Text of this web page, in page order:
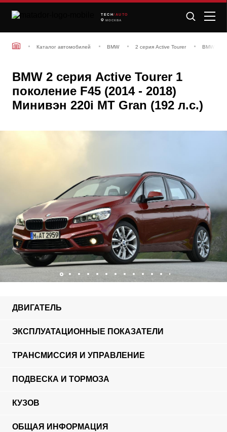
TECH /AUTO
МОСКВА
Каталог автомобилей BMW 2 серия Active Tourer BMW 2
BMW 2 серия Active Tourer 1
поколение F45 (2014 - 2018)
Минивэн 220i MT Gran (192 л.с.)
ДВИГАТЕЛЬ
ЭКСПЛУАТАЦИОННЫЕ ПОКАЗАТЕЛИ
ТРАНСМИССИЯ И УПРАВЛЕНИЕ
ПОДВЕСКА И ТОРМОЗА
КУЗОВ
ОБЩАЯ ИНФОРМАЦИЯ